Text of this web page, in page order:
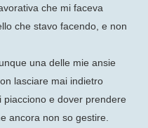
che mi faceva
che stavo facendo, e non
una delle mie ansie
lasciare mai indietro
e dover prendere
ancora non so gestire.